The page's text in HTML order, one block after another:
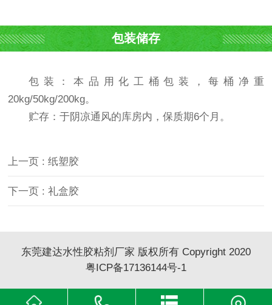
包装储存
包装：本品用化工桶包装，每桶净重
20kg/50kg/200kg。
贮存：于阴凉通风的库房内，保质期6个月。
上一页 : 纸塑胶
下一页 : 礼盒胶
东莞建达水性胶粘剂厂家 版权所有 Copyright 2020
粤ICP备17136144号-1